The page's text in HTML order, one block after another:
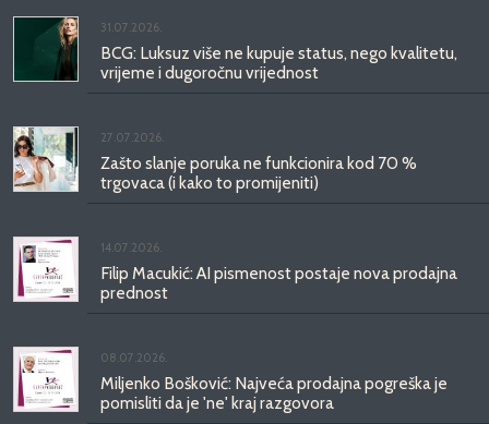
31.07.2026.
BCG: Luksuz više ne kupuje status, nego kvalitetu,
vrijeme i dugoročnu vrijednost
27.07.2026.
Zašto slanje poruka ne funkcionira kod 70 %
trgovaca (i kako to promijeniti)
14.07.2026.
Filip Macukić: AI pismenost postaje nova prodajna
prednost
08.07.2026.
Miljenko Bošković: Najveća prodajna pogreška je
pomisliti da je 'ne' kraj razgovora